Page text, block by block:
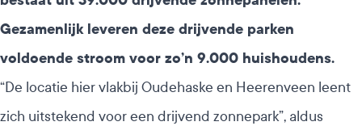
Gezamenlijk leveren deze drijvende parken
voldoende stroom voor zo’n 9.000 huishoudens.
“De locatie hier vlakbij Oudehaske en Heerenveen leent
zich uitstekend voor een drijvend zonnepark”, aldus